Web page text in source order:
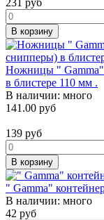
В корзину
Ножницы " Gamma"
в блистере 110 мм .
В наличии: много
141.00 руб
139 руб
В корзину
" Gamma"
В наличии: много
42 руб